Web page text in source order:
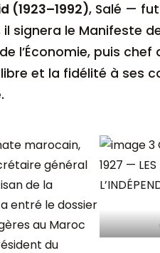
(1923–1992), Salé —
signera le Manifeste
l’Économie, puis
et la fidélité à ses